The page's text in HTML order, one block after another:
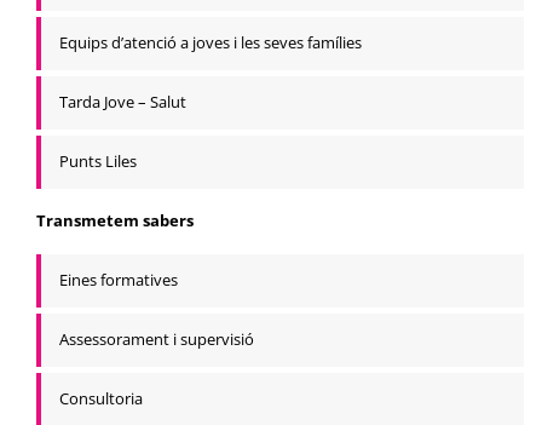
Equips d’atenció a joves i les seves famílies
Tarda Jove – Salut
Punts Liles
Transmetem sabers
Eines formatives
Assessorament i supervisió
Consultoria